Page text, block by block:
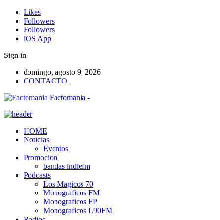
Likes
Followers
Followers
iOS App
Sign in
domingo, agosto 9, 2026
CONTACTO
Factomania -
HOME
Noticias
Eventos
Promocion
bandas indiefm
Podcasts
Los Magicos 70
Monograficos FM
Monograficos FP
Monograficos L90FM